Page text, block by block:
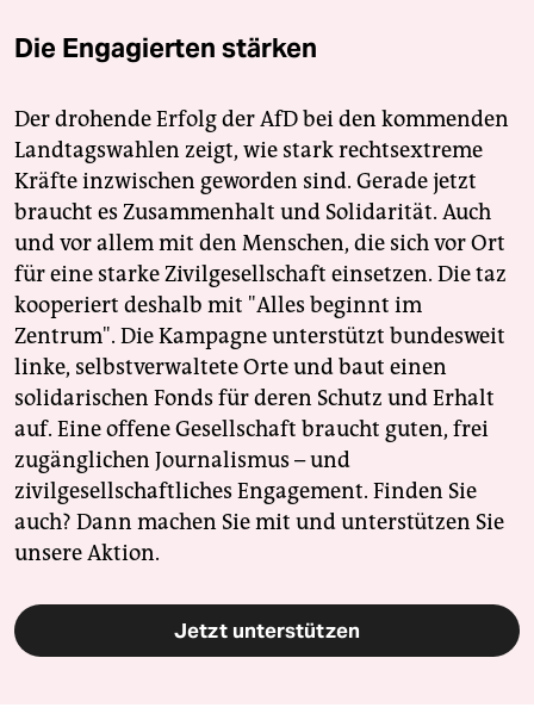
Die Engagierten stärken
Der drohende Erfolg der AfD bei den kommenden
Landtagswahlen zeigt, wie stark rechtsextreme
Kräfte inzwischen geworden sind. Gerade jetzt
braucht es Zusammenhalt und Solidarität. Auch
und vor allem mit den Menschen, die sich vor Ort
für eine starke Zivilgesellschaft einsetzen. Die taz
kooperiert deshalb mit "Alles beginnt im
Zentrum". Die Kampagne unterstützt bundesweit
linke, selbstverwaltete Orte und baut einen
solidarischen Fonds für deren Schutz und Erhalt
auf. Eine offene Gesellschaft braucht guten, frei
zugänglichen Journalismus – und
zivilgesellschaftliches Engagement. Finden Sie
auch? Dann machen Sie mit und unterstützen Sie
unsere Aktion.
Jetzt unterstützen